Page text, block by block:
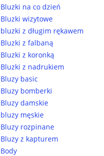
Bluzki na co dzień
Bluzki wizytowe
bluzki z długim rękawem
Bluzki z falbaną
Bluzki z koronką
Bluzki z nadrukiem
Bluzy basic
Bluzy bomberki
Bluzy damskie
bluzy męskie
Bluzy rozpinane
Bluzy z kapturem
Body